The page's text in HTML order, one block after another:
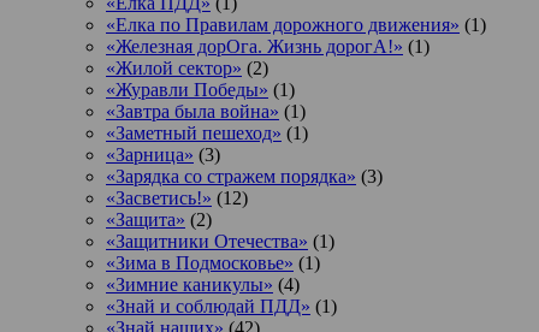
«Елка по Правилам дорожного движения» (1)
«Железная дорОга. Жизнь дорогА!» (1)
«Жилой сектор» (2)
«Журавли Победы» (1)
«Завтра была война» (1)
«Заметный пешеход» (1)
«Зарница» (3)
«Зарядка со стражем порядка» (3)
«Засветись!» (12)
«Защита» (2)
«Защитники Отечества» (1)
«Зима в Подмосковье» (1)
«Зимние каникулы» (4)
«Знай и соблюдай ПДД» (1)
«Знай наших» (42)